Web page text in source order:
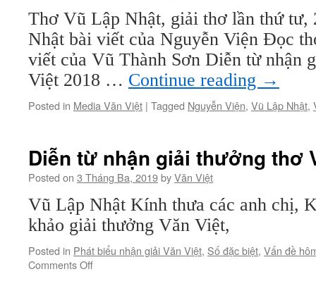
Thơ Vũ Lập Nhật, giải thơ lần thứ tư,
Nhật bài viết của Nguyễn Viện Đọc
viết của Vũ Thành Sơn Diễn từ nhận
Việt 2018 … Continue reading →
Posted in Media Văn Việt | Tagged Nguyễn Viện, Vũ Lập Nhật,
Diễn từ nhận giải thưởng thơ
Posted on 3 Tháng Ba, 2019byVăn Việt
Vũ Lập Nhật Kính thưa các anh chị,
khảo giải thưởng Văn Việt,
Posted in Phát biểu nhận giải Văn Việt, Số đặc biệt, Vấn đề
Comments Offon